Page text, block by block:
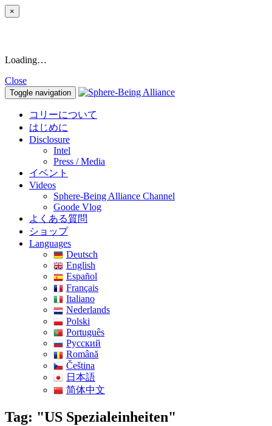
×
Loading…
Close
Toggle navigation
コリーについて
はじめに
Disclosure
Intel
Press / Media
イベント
Videos
Sphere-Being Alliance Channel
Goode Vlog
よくある質問
ショップ
Languages
Deutsch
English
Español
Français
Italiano
Nederlands
Polski
Português
Pусский
Română
Čeština
日本語
简体中文
Tag: "US Spezialeinheiten"